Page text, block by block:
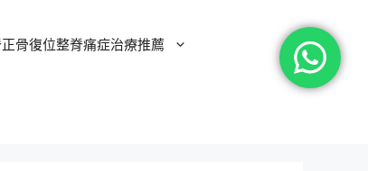
骨復位整脊痛症治療推薦